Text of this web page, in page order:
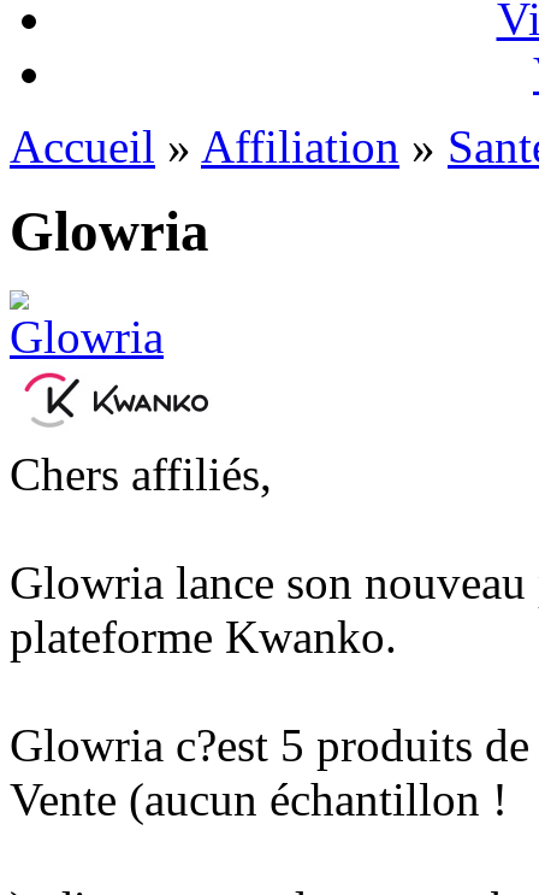
Accueil » Affiliation »
Glowria
Chers affiliés,
Glowria lance son
plateforme Kwanko.
Glowria c?est 5 produits
Vente (aucun échantillon !